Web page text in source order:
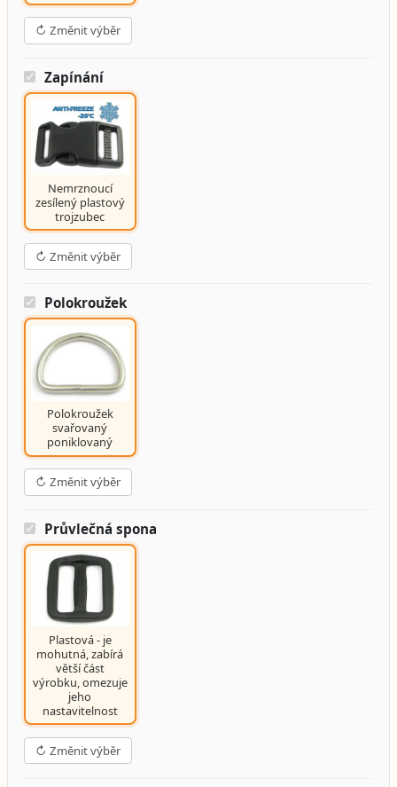
↻ Změnit výběr
Zapínání
Nemrznoucí
zesílený plastový
trojzubec
↻ Změnit výběr
Polokroužek
Polokroužek
svařovaný
poniklovaný
↻ Změnit výběr
Průvlečná spona
Plastová - je
mohutná, zabírá
větší část
výrobku, omezuje
jeho
nastavitelnost
↻ Změnit výběr